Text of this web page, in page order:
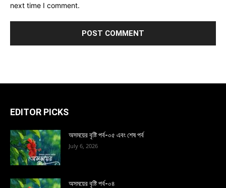
next time I comment.
EDITOR PICKS
অসময়ের বৃষ্টি পর্ব-০৫ এবং শেষ পর্ব
July 6, 2026
অসময়ের বৃষ্টি পর্ব-০৪